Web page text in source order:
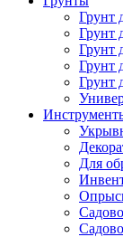
Грунт
Грунт
Грунт
Грунт
Грунт
Для